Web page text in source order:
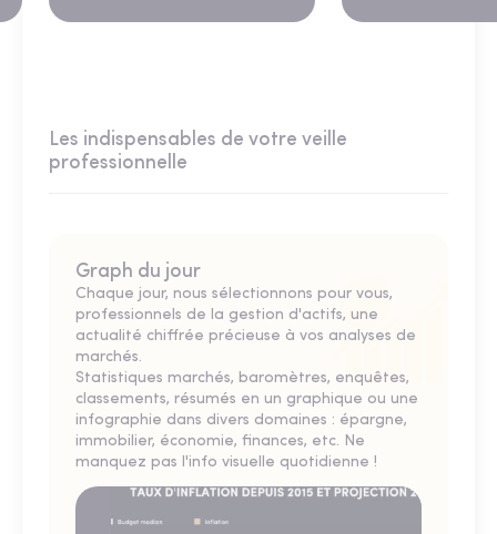
Les indispensables de votre veille
professionnelle
Graph du jour
Chaque jour, nous sélectionnons pour vous,
professionnels de la gestion d'actifs, une
actualité chiffrée précieuse à vos analyses de
marchés.
Statistiques marchés, baromètres, enquêtes,
classements, résumés en un graphique ou une
infographie dans divers domaines : épargne,
immobilier, économie, finances, etc. Ne
manquez pas l'info visuelle quotidienne !